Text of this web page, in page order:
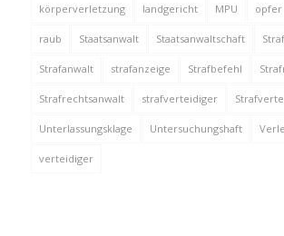
körperverletzung landgericht MPU opfer
raub Staatsanwalt Staatsanwaltschaft
Strafanwalt strafanzeige Strafbefehl
Strafrechtsanwalt strafverteidiger
Unterlassungsklage Untersuchungshaft
verteidiger